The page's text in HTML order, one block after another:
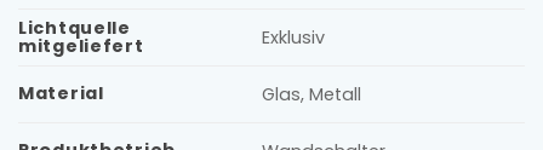
Lichtquelle
mitgeliefert Exklusiv
Material Glas, Metall